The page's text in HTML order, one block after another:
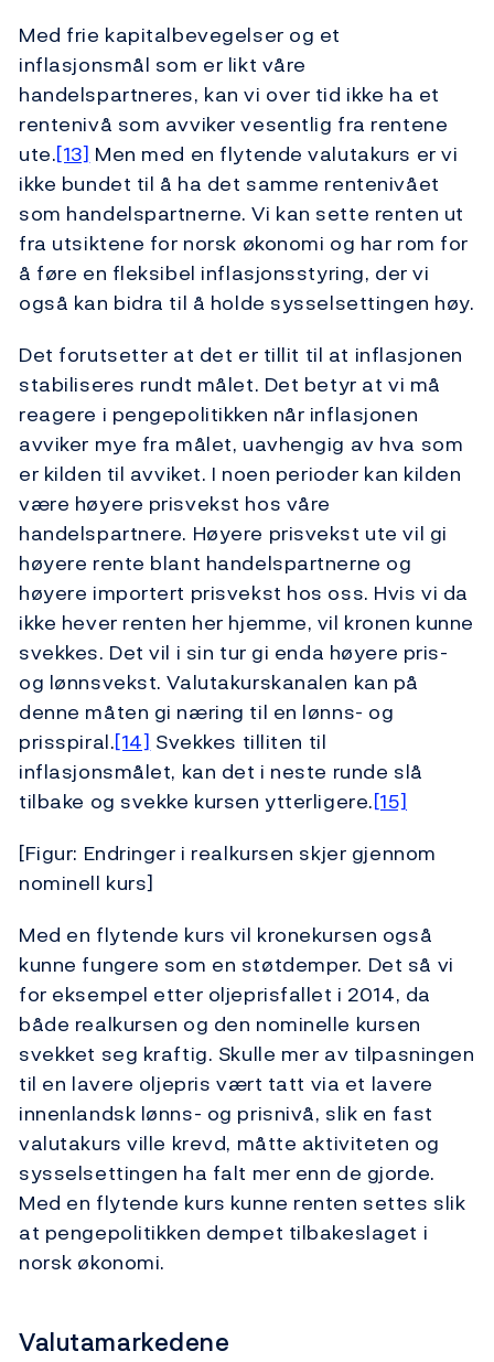
Med frie kapitalbevegelser og et
inflasjonsmål som er likt våre
handelspartneres, kan vi over tid ikke ha et
rentenivå som avviker vesentlig fra rentene
ute.[13] Men med en flytende valutakurs er vi
ikke bundet til å ha det samme rentenivået
som handelspartnerne. Vi kan sette renten ut
fra utsiktene for norsk økonomi og har rom for
å føre en fleksibel inflasjonsstyring, der vi
også kan bidra til å holde sysselsettingen høy.
Det forutsetter at det er tillit til at inflasjonen
stabiliseres rundt målet. Det betyr at vi må
reagere i pengepolitikken når inflasjonen
avviker mye fra målet, uavhengig av hva som
er kilden til avviket. I noen perioder kan kilden
være høyere prisvekst hos våre
handelspartnere. Høyere prisvekst ute vil gi
høyere rente blant handelspartnerne og
høyere importert prisvekst hos oss. Hvis vi da
ikke hever renten her hjemme, vil kronen kunne
svekkes. Det vil i sin tur gi enda høyere pris-
og lønnsvekst. Valutakurskanalen kan på
denne måten gi næring til en lønns- og
prisspiral.[14] Svekkes tilliten til
inflasjonsmålet, kan det i neste runde slå
tilbake og svekke kursen ytterligere.[15]
[Figur: Endringer i realkursen skjer gjennom
nominell kurs]
Med en flytende kurs vil kronekursen også
kunne fungere som en støtdemper. Det så vi
for eksempel etter oljeprisfallet i 2014, da
både realkursen og den nominelle kursen
svekket seg kraftig. Skulle mer av tilpasningen
til en lavere oljepris vært tatt via et lavere
innenlandsk lønns- og prisnivå, slik en fast
valutakurs ville krevd, måtte aktiviteten og
sysselsettingen ha falt mer enn de gjorde.
Med en flytende kurs kunne renten settes slik
at pengepolitikken dempet tilbakeslaget i
norsk økonomi.
Valutamarkedene